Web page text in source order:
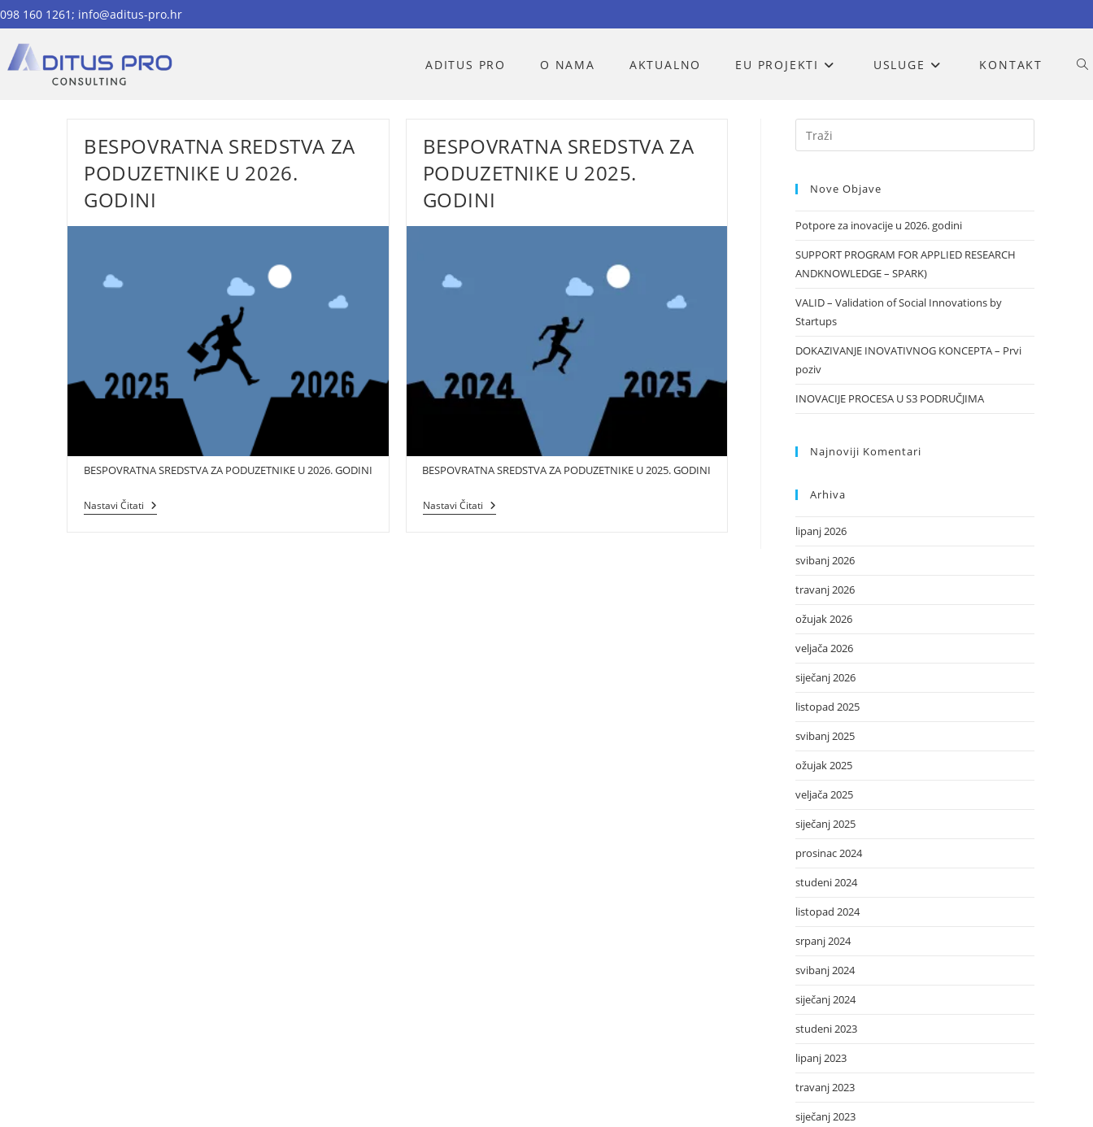
Preskoči
na
sadržaj
098 160 1261; info@aditus-pro.hr
ADITUS PRO O NAMA AKTUALNO EU PROJEKTI USLUGE KONTAKT
BESPOVRATNA SREDSTVA ZA
PODUZETNIKE U 2026.
GODINI
BESPOVRATNA SREDSTVA ZA PODUZETNIKE U 2026. GODINI
Nastavi Čitati BESPOVRATNA
SREDSTVA
BESPOVRATNA SREDSTVA ZA
PODUZETNIKE U 2025.
GODINI
BESPOVRATNA SREDSTVA ZA PODUZETNIKE U 2025. GODINI
Nastavi ČitatiBESPOVRATNA
SREDSTVA
Nove Objave
Potpore za inovacije u 2026. godini
SUPPORT PROGRAM FOR APPLIED RESEARCH
ANDKNOWLEDGE – SPARK)
VALID – Validation of Social Innovations by
Startups
DOKAZIVANJE INOVATIVNOG KONCEPTA – Prvi
poziv
INOVACIJE PROCESA U S3 PODRUČJIMA
Najnoviji Komentari
Arhiva
lipanj 2026
svibanj 2026
travanj 2026
ožujak 2026
veljača 2026
siječanj 2026
listopad 2025
svibanj 2025
ožujak 2025
veljača 2025
siječanj 2025
prosinac 2024
studeni 2024
listopad 2024
srpanj 2024
svibanj 2024
siječanj 2024
studeni 2023
lipanj 2023
travanj 2023
siječanj 2023